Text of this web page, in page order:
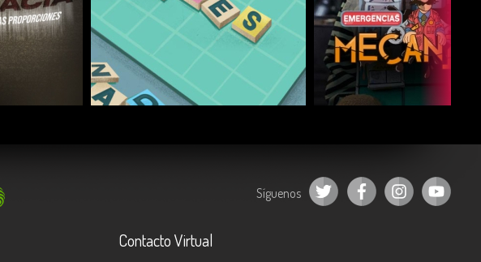
COMPARTIR COMPARTIR
Síguenos
Contacto Virtual